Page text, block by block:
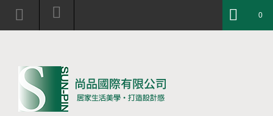
0